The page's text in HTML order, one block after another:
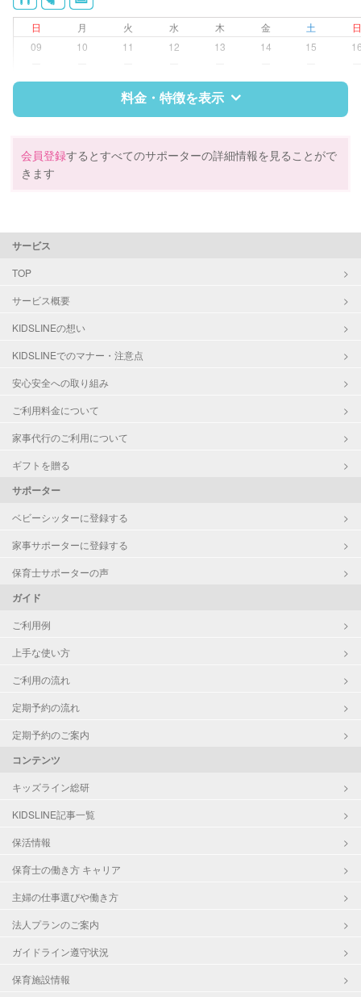
クリーニングの受け渡し/引き取り
ゴミの分別/ゴミ出し
近隣買い物
作り置き料理
早朝対応
片付け/整理整頓
日 月 火 水 木 金 土
09
10 11 12 13 14 15
料金・特徴を表示
資格
企業型割引対象(旧内閣府補助対象)
対応可能/特徴
会員登録するとすべてのサポーターの詳細情報を見ることがで
きます
サービス
TOP
サービス概要
KIDSLINEの想い
KIDSLINEでのマナー・注意点
安心安全への取り組み
ご利用料金について
家事代行のご利用について
ギフトを贈る
サポーター
ベビーシッターに登録する
家事サポーターに登録する
保育士サポーターの声
ガイド
ご利用例
上手な使い方
ご利用の流れ
定期予約の流れ
定期予約のご案内
コンテンツ
キッズライン総研
KIDSLINE記事一覧
保活情報
保育士の働き方 キャリア
主婦の仕事選びや働き方
法人プランのご案内
ガイドライン遵守状況
保育施設情報